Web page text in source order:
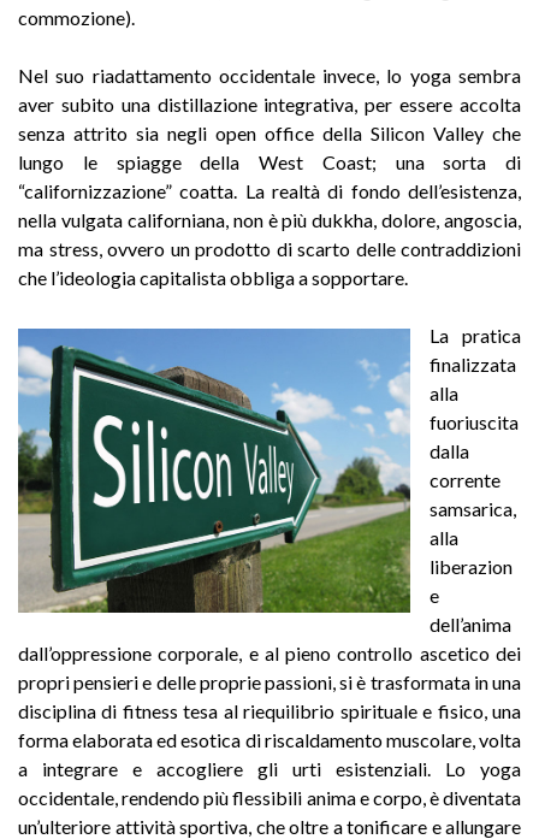
commozione).
Nel suo riadattamento occidentale invece, lo yoga sembra
aver subito una distillazione integrativa, per essere accolta
senza attrito sia negli open office della Silicon Valley che
lungo le spiagge della West Coast; una sorta di
“californizzazione” coatta. La realtà di fondo dell’esistenza,
nella vulgata californiana, non è più dukkha, dolore, angoscia,
ma stress, ovvero un prodotto di scarto delle contraddizioni
che l’ideologia capitalista obbliga a sopportare.
La pratica
finalizzata
alla
fuoriuscita
dalla
corrente
samsarica,
alla
liberazion
e
dell’anima
dall’oppressione corporale, e al pieno controllo ascetico dei
propri pensieri e delle proprie passioni, si è trasformata in una
disciplina di fitness tesa al riequilibrio spirituale e fisico, una
forma elaborata ed esotica di riscaldamento muscolare, volta
a integrare e accogliere gli urti esistenziali. Lo yoga
occidentale, rendendo più flessibili anima e corpo, è diventata
un’ulteriore attività sportiva, che oltre a tonificare e allungare